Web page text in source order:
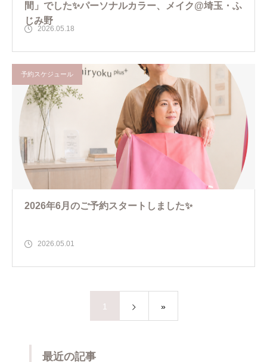
間」でした✨パーソナルカラー、メイク@埼玉・ふ
じみ野
2026.05.18
予約スケジュール
2026年6月のご予約スタートしました✨
2026.05.01
1 »
最近の記事